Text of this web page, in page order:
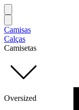
Camisas
Calças
Camisetas
Oversized